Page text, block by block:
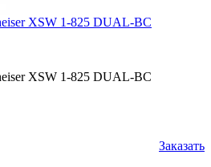
XSW 1-825 DUAL-BC
XSW 1-825 DUAL-BC
Заказать